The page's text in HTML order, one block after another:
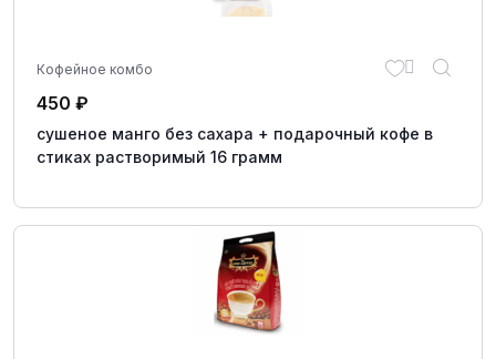
Кофейное комбо
450 ₽
сушеное манго без сахара + подарочный кофе в
стиках растворимый 16 грамм